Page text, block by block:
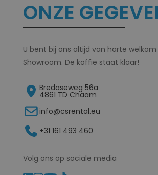
ONZE
U bent bij ons altijd van harte welkom
Showroom. De koffie staat klaar!
Bredaseweg 56a
4861 TD Chaam
info@csrental.eu
+31 161 493 460
Volg ons op sociale media